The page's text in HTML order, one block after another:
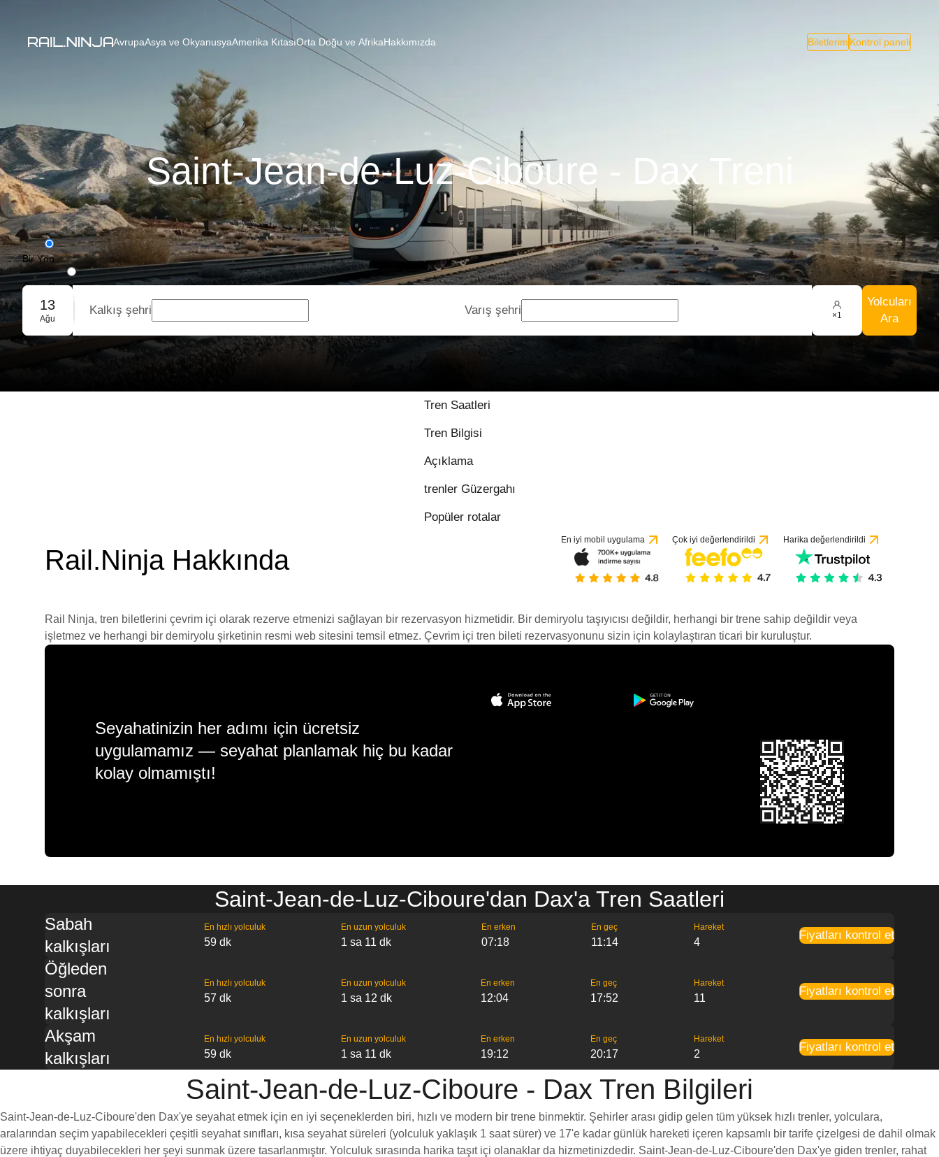
AvrupaAsya ve OkyanusyaAmerika KıtasıOrta Doğu ve AfrikaHakkımızda Biletlerim Kontrol paneli
Saint-Jean-de-Luz-Ciboure - Dax Treni
Bir Yön
Gidiş-Dönüş
Grup Rezervasyonu
13
Ağu
Kalkış şehri Varış şehri ×1
Yolcuları
Ara
Tren Saatleri
Tren Bilgisi
Açıklama
trenler Güzergahı
Popüler rotalar
Rail.Ninja Hakkında
En iyi mobil uygulama Çok iyi değerlendirildi Harika değerlendirildi
Rail Ninja, tren biletlerini çevrim içi olarak rezerve etmenizi sağlayan bir rezervasyon hizmetidir. Bir demiryolu taşıyıcısı değildir, herhangi bir trene sahip değildir veya
işletmez ve herhangi bir demiryolu şirketinin resmi web sitesini temsil etmez. Çevrim içi tren bileti rezervasyonunu sizin için kolaylaştıran ticari bir kuruluştur.
Seyahatinizin her adımı için ücretsiz
uygulamamız — seyahat planlamak hiç bu kadar
kolay olmamıştı!
Saint-Jean-de-Luz-Ciboure'dan Dax'a Tren Saatleri
Sabah
kalkışları
En hızlı yolculuk
59 dk
En uzun yolculuk
1 sa 11 dk
En erken
07:18
En geç
11:14
Hareket
4
Fiyatları kontrol et
Öğleden
sonra
kalkışları
En hızlı yolculuk
57 dk
En uzun yolculuk
1 sa 12 dk
En erken
12:04
En geç
17:52
Hareket
11
Fiyatları kontrol et
Akşam
kalkışları
En hızlı yolculuk
59 dk
En uzun yolculuk
1 sa 11 dk
En erken
19:12
En geç
20:17
Hareket
2
Fiyatları kontrol et
Saint-Jean-de-Luz-Ciboure - Dax Tren Bilgileri
Saint-Jean-de-Luz-Ciboure'den Dax'ye seyahat etmek için en iyi seçeneklerden biri, hızlı ve modern bir trene binmektir. Şehirler arası gidip gelen tüm yüksek hızlı trenler, yolculara,
aralarından seçim yapabilecekleri çeşitli seyahat sınıfları, kısa seyahat süreleri (yolculuk yaklaşık 1 saat sürer) ve 17'e kadar günlük hareketi içeren kapsamlı bir tarife çizelgesi de dahil olmak
üzere ihtiyaç duyabilecekleri her şeyi sunmak üzere tasarlanmıştır. Yolculuk sırasında harika taşıt içi olanaklar da hizmetinizdedir. Saint-Jean-de-Luz-Ciboure'den Dax'ye giden trenler, rahat